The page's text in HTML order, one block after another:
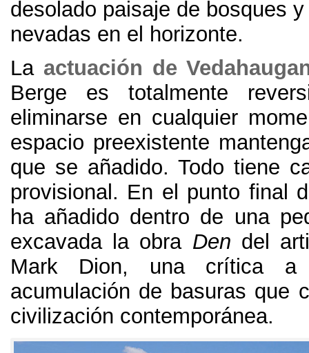
desolado paisaje de bosques
nevadas en el horizonte.
La actuación de
Berge es totalmente
eliminarse en cualquier
espacio preexistente
que se añadido. Todo tiene
provisional . En el punto final
ha añadido dentro de una
excavada la obra Den del
Mark Dion, una crítica a
acumulación de basuras que
civilización contemporánea.